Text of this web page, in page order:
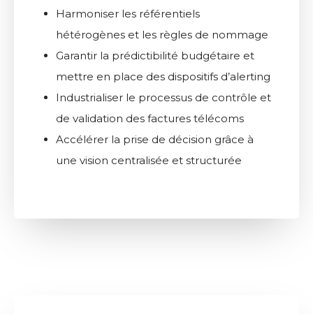
Harmoniser les référentiels
hétérogènes et les règles de nommage
Garantir la prédictibilité budgétaire et
mettre en place des dispositifs d’alerting
Industrialiser le processus de contrôle et
de validation des factures télécoms
Accélérer la prise de décision grâce à
une vision centralisée et structurée